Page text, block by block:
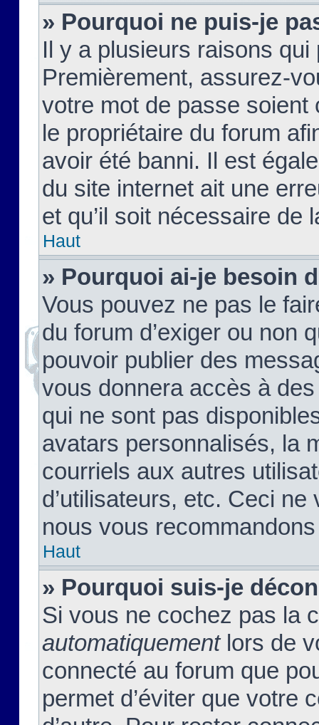
» Pourquoi ne puis-je
Il y a plusieurs raisons
Premièrement, assurez-
votre mot de passe soient
le propriétaire du forum
avoir été banni. Il est
du site internet ait une
et qu’il soit nécessaire de
Haut
» Pourquoi ai-je besoin
Vous pouvez ne pas le
du forum d’exiger ou non
pouvoir publier des
vous donnera accès à
qui ne sont pas
avatars personnalisés, la
courriels aux autres
d’utilisateurs, etc. Ceci
nous vous
Haut
» Pourquoi suis-je
Si vous ne cochez pas la
automatiquementlors de
connecté au forum que
permet d’éviter que votre